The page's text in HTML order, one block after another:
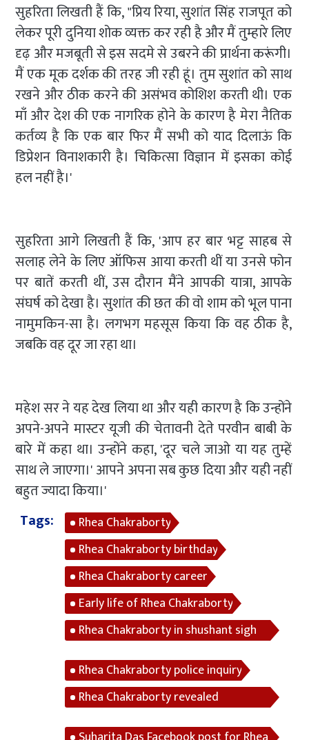
सुहरिता लिखती हैं कि, "प्रिय रिया, सुशांत सिंह राजपूत को
लेकर पूरी दुनिया शोक व्यक्त कर रही है और मैं तुम्हारे लिए
दृढ़ और मजबूती से इस सदमे से उबरने की प्रार्थना करूंगी।
मैं एक मूक दर्शक की तरह जी रही हूं। तुम सुशांत को साथ
रखने और ठीक करने की असंभव कोशिश करती थी। एक
माँ और देश की एक नागरिक होने के कारण है मेरा नैतिक
कर्तव्य है कि एक बार फिर मैं सभी को याद दिलाऊं कि
डिप्रेशन विनाशकारी है। चिकित्सा विज्ञान में इसका कोई
हल नहीं है।'
सुहरिता आगे लिखती हैं कि, 'आप हर बार भट्ट साहब से
सलाह लेने के लिए ऑफिस आया करती थीं या उनसे फोन
पर बातें करती थीं, उस दौरान मैंने आपकी यात्रा, आपके
संघर्ष को देखा है। सुशांत की छत की वो शाम को भूल पाना
नामुमकिन-सा है। लगभग महसूस किया कि वह ठीक है,
जबकि वह दूर जा रहा था।
महेश सर ने यह देख लिया था और यही कारण है कि उन्होंने
अपने-अपने मास्टर यूजी की चेतावनी देते परवीन बाबी के
बारे में कहा था। उन्होंने कहा, 'दूर चले जाओ या यह तुम्हें
साथ ले जाएगा।' आपने अपना सब कुछ दिया और यही नहीं
बहुत ज्यादा किया।'
Tags:
Rhea Chakraborty
Rhea Chakraborty birthday
Rhea Chakraborty career
Early life of Rhea Chakraborty
Rhea Chakraborty in shushant sigh
Rhea Chakraborty police inquiry
Rhea Chakraborty revealed